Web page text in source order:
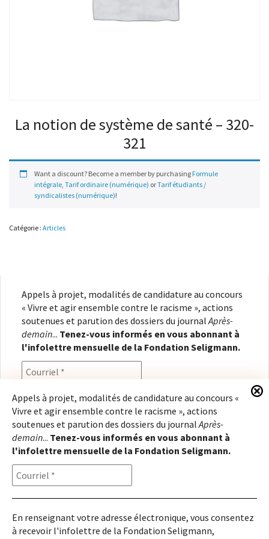
La notion de système de santé – 320-
321
Want a discount? Become a member by purchasing Formule
intégrale, Tarif ordinaire (numérique) orTarif étudiants /
syndicalistes (numérique)!
Catégorie : Articles
Appels à projet, modalités de candidature au concours
« Vivre et agir ensemble contre le racisme », actions
soutenues et parution des dossiers du journalAprès-
demain... Tenez-vous informés en vous abonnant à
l'infolettre mensuelle de la Fondation Seligmann.
En renseignant votre adresse électronique, vous
consentez à recevoir l'infolettre de la Fondation
Seligmann, conformément à notrepolitique de
confidentialité. Il vous sera possible de vous
désabonner à tout moment.
Copyright © 2026Fondation Seligmann|Mentions légales|Crédits
Appels à projet, modalités de candidature au concours «
Vivre et agir ensemble contre le racisme », actions
soutenues et parution des dossiers du journalAprès-
demain... Tenez-vous informés en vous abonnant à
l'infolettre mensuelle de la Fondation Seligmann.
En renseignant votre adresse électronique, vous consentez
à recevoir l'infolettre de la Fondation Seligmann,